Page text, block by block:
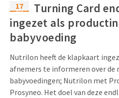
17
apr
Turning Card
ingezet als
babyvoeding
Nutrilon heeft de klapkaart
afnemers te informeren over de
babyvoedingen; Nutrilon met
Prosyneo. Het doel van deze